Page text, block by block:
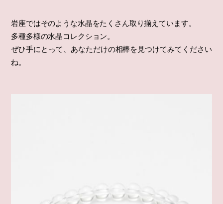
岩座ではそのような水晶をたくさん取り揃えています。
多種多様の水晶コレクション。
ぜひ手にとって、あなただけの相棒を見つけてみてください
ね。